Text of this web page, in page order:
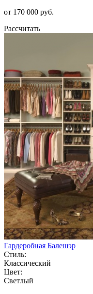
от 170 000 руб.
Рассчитать
Гардеробная Балешэр
Стиль:
Классический
Цвет:
Светлый